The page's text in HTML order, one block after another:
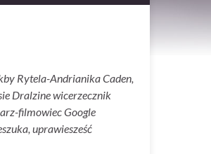
Rytela-Andrianika Caden,
Dralzine wicerzecznik
filmowiec Google
uprawiesześć